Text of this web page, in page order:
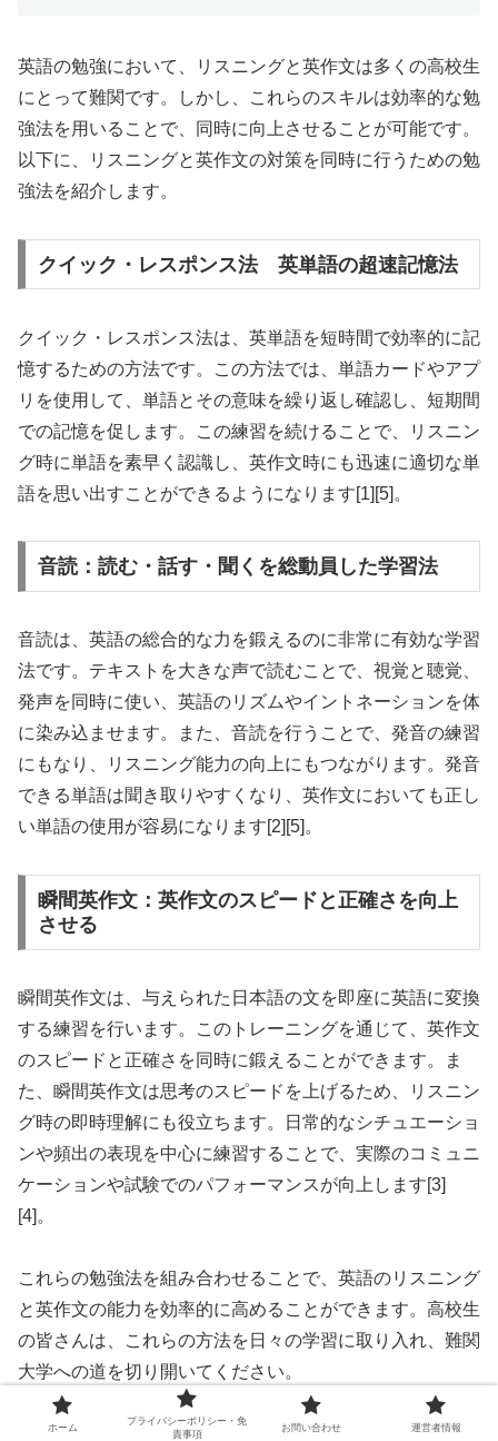
英語の勉強において、リスニングと英作文は多くの高校生
にとって難関です。しかし、これらのスキルは効率的な勉
強法を用いることで、同時に向上させることが可能です。
以下に、リスニングと英作文の対策を同時に行うための勉
強法を紹介します。
クイック・レスポンス法 英単語の超速記憶法
クイック・レスポンス法は、英単語を短時間で効率的に記
憶するための方法です。この方法では、単語カードやアプ
リを使用して、単語とその意味を繰り返し確認し、短期間
での記憶を促します。この練習を続けることで、リスニン
グ時に単語を素早く認識し、英作文時にも迅速に適切な単
語を思い出すことができるようになります[1][5]。
音読：読む・話す・聞くを総動員した学習法
音読は、英語の総合的な力を鍛えるのに非常に有効な学習
法です。テキストを大きな声で読むことで、視覚と聴覚、
発声を同時に使い、英語のリズムやイントネーションを体
に染み込ませます。また、音読を行うことで、発音の練習
にもなり、リスニング能力の向上にもつながります。発音
できる単語は聞き取りやすくなり、英作文においても正し
い単語の使用が容易になります[2][5]。
瞬間英作文：英作文のスピードと正確さを向上
させる
瞬間英作文は、与えられた日本語の文を即座に英語に変換
する練習を行います。このトレーニングを通じて、英作文
のスピードと正確さを同時に鍛えることができます。ま
た、瞬間英作文は思考のスピードを上げるため、リスニン
グ時の即時理解にも役立ちます。日常的なシチュエーショ
ンや頻出の表現を中心に練習することで、実際のコミュニ
ケーションや試験でのパフォーマンスが向上します[3]
[4]。
これらの勉強法を組み合わせることで、英語のリスニング
と英作文の能力を効率的に高めることができます。高校生
の皆さんは、これらの方法を日々の学習に取り入れ、難関
大学への道を切り開いてください。
ホーム
プライバシーポリシー・免
責事項
お問い合わせ 運営者情報